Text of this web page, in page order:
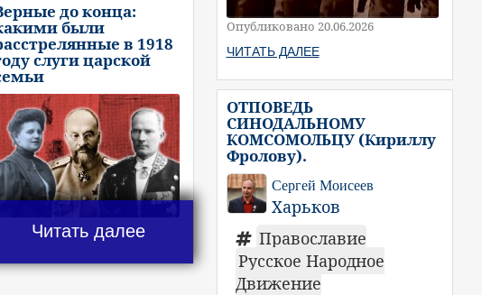
до конца:
были
в 1918
слуги царской
Читать далее
Опубликовано 20.06.2026
ЧИТАТЬ ДАЛЕЕ
ОТПОВЕДЬ
СИНОДАЛЬНОМУ
КОМСОМОЛЬЦУ (Кириллу
Фролову).
Сергей Моисеев
Харьков
Православие
Русское Народное
Движение